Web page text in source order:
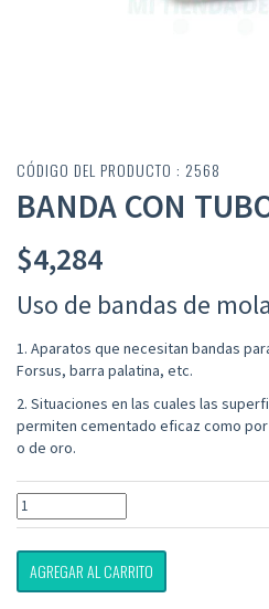
CÓDIGO DEL PRODUCTO : 2568
BANDA CON
$4,284
Uso de bandas de
1. Aparatos que necesitan bandas
Forsus, barra palatina, etc.
2. Situaciones en las cuales las
permiten cementado eficaz como
o de oro.
AGREGAR AL CARRITO